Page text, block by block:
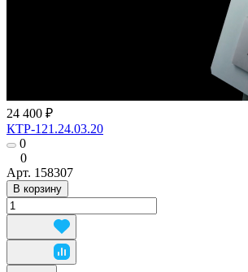
24 400 ₽
КТР-121.24.03.20
0
0
Арт. 158307
В корзину